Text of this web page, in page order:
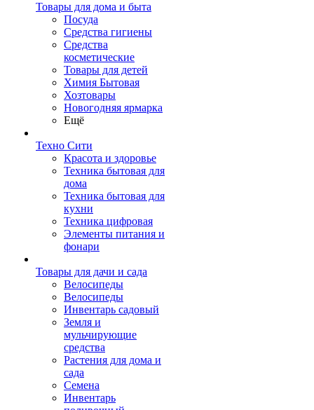
Товары для дома и быта
Посуда
Средства гигиены
Средства
косметические
Товары для детей
Химия Бытовая
Хозтовары
Новогодняя ярмарка
Ещё
Техно Сити
Красота и здоровье
Техника бытовая для
дома
Техника бытовая для
кухни
Техника цифровая
Элементы питания и
фонари
Товары для дачи и сада
Велосипеды
Велосипеды
Инвентарь садовый
Земля и
мульчирующие
средства
Растения для дома и
сада
Семена
Инвентарь